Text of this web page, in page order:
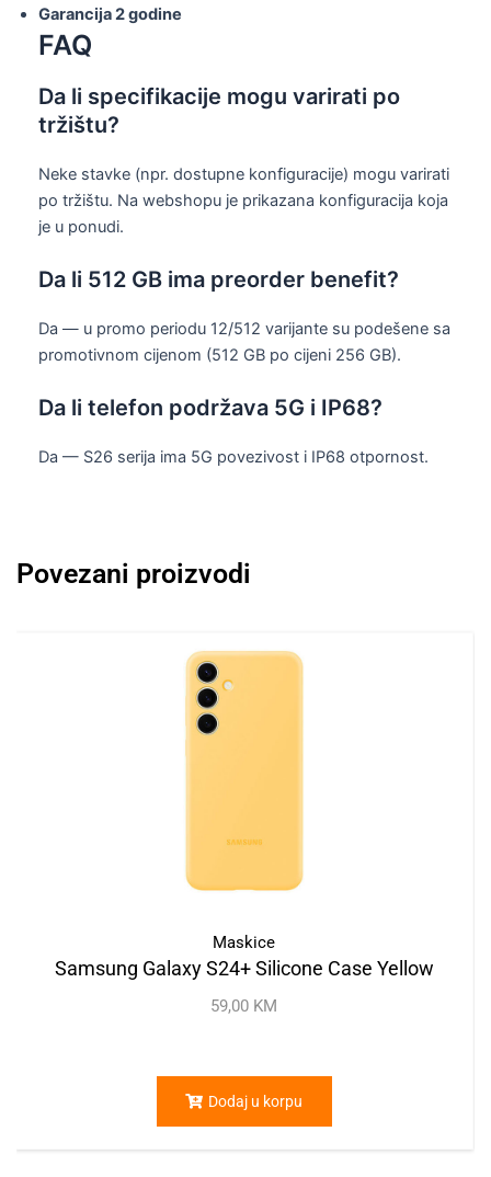
Garancija 2 godine
FAQ
Da li specifikacije mogu varirati po
tržištu?
Neke stavke (npr. dostupne konfiguracije) mogu varirati
po tržištu. Na webshopu je prikazana konfiguracija koja
je u ponudi.
Da li 512 GB ima preorder benefit?
Da — u promo periodu 12/512 varijante su podešene sa
promotivnom cijenom (512 GB po cijeni 256 GB).
Da li telefon podržava 5G i IP68?
Da — S26 serija ima 5G povezivost i IP68 otpornost.
Povezani proizvodi
Maskice
Samsung Galaxy S24+ Silicone Case Yellow
59,00 KM
Dodaj u korpu